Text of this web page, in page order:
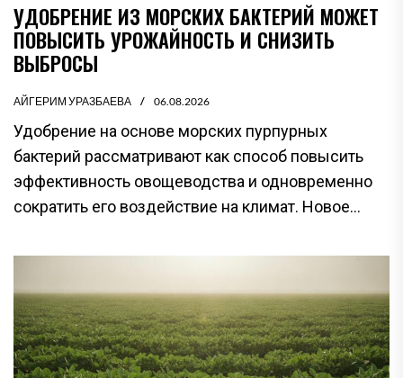
УДОБРЕНИЕ ИЗ МОРСКИХ БАКТЕРИЙ МОЖЕТ
ПОВЫСИТЬ УРОЖАЙНОСТЬ И СНИЗИТЬ
ВЫБРОСЫ
АЙГЕРИМ УРАЗБАЕВА 06.08.2026
Удобрение на основе морских пурпурных
бактерий рассматривают как способ повысить
эффективность овощеводства и одновременно
сократить его воздействие на климат. Новое...